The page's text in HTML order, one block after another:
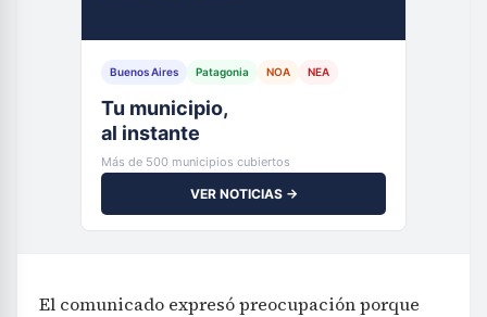
Buenos Aires Patagonia NOA NEA
Tu municipio,
al instante
Más de 500 municipios cubiertos
VER NOTICIAS →
El comunicado expresó preocupación porque